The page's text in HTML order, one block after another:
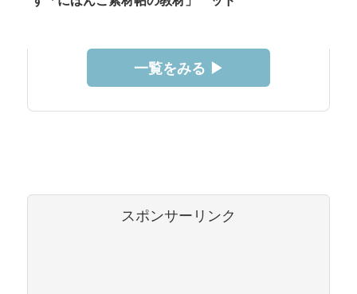
一覧をみる ▶︎
スポンサーリンク